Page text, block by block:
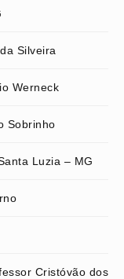
Silveira
Werneck
Sobrinho
Luzia – MG
Cristóvão dos